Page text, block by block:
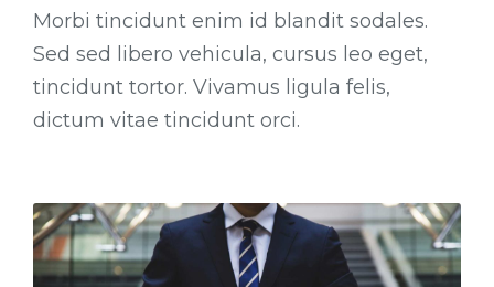
Morbi tincidunt enim id blandit sodales.
Sed sed libero vehicula, cursus leo eget,
tincidunt tortor. Vivamus ligula felis,
dictum vitae tincidunt orci.